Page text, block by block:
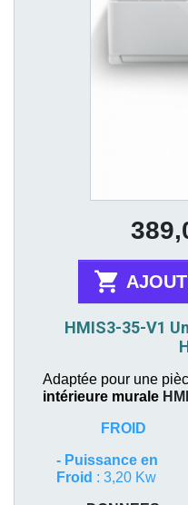

HMIS3-35-V1
Adaptée pour une
intérieure murale
FROID
- Puissance en
Froid : 3,20 Kw